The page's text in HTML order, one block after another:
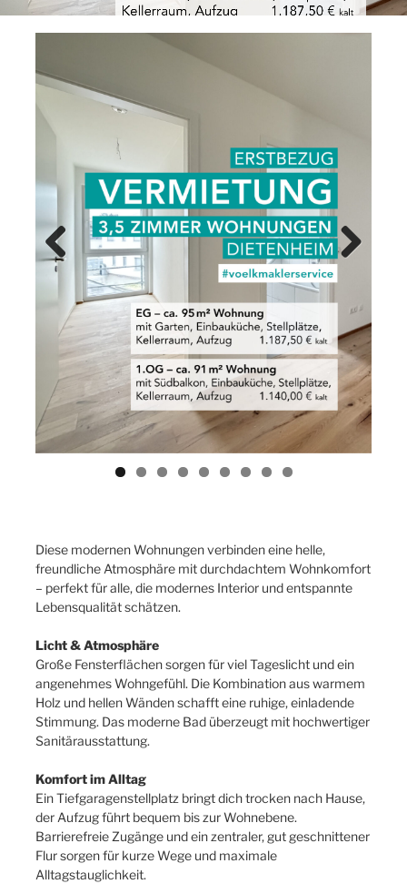
Previ
Diese modernen Wohnungen verbinden eine helle,
freundliche Atmosphäre mit durchdachtem Wohnkomfort
– perfekt für alle, die modernes Interior und entspannte
Lebensqualität schätzen.
Licht & Atmosphäre
Große Fensterflächen sorgen für viel Tageslicht und ein
angenehmes Wohngefühl. Die Kombination aus warmem
Holz und hellen Wänden schafft eine ruhige, einladende
Stimmung. Das moderne Bad überzeugt mit hochwertiger
Sanitärausstattung.
Komfort im Alltag
Ein Tiefgaragenstellplatz bringt dich trocken nach Hause,
der Aufzug führt bequem bis zur Wohnebene.
Barrierefreie Zugänge und ein zentraler, gut geschnittener
Flur sorgen für kurze Wege und maximale
Alltagstauglichkeit.